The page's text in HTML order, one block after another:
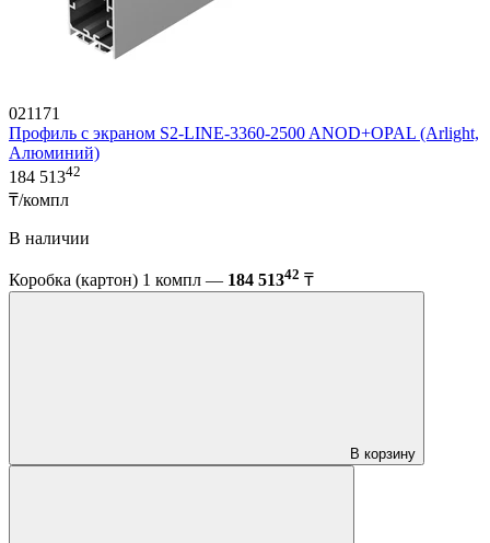
021171
Профиль с экраном S2-LINE-3360-2500 ANOD+OPAL (Arlight,
Алюминий)
184 51342
₸/компл
В наличии
Коробка (картон) 1 компл — 184 51342 ₸
В корзину